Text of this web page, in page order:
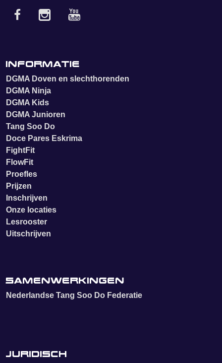
Informatie
DGMA Doven en slechthorenden
DGMA Ninja
DGMA Kids
DGMA Junioren
Tang Soo Do
Doce Pares Eskrima
FightFit
FlowFit
Proefles
Prijzen
Inschrijven
Onze locaties
Lesrooster
Uitschrijven
Samenwerkingen
Nederlandse Tang Soo Do Federatie
Juridisch